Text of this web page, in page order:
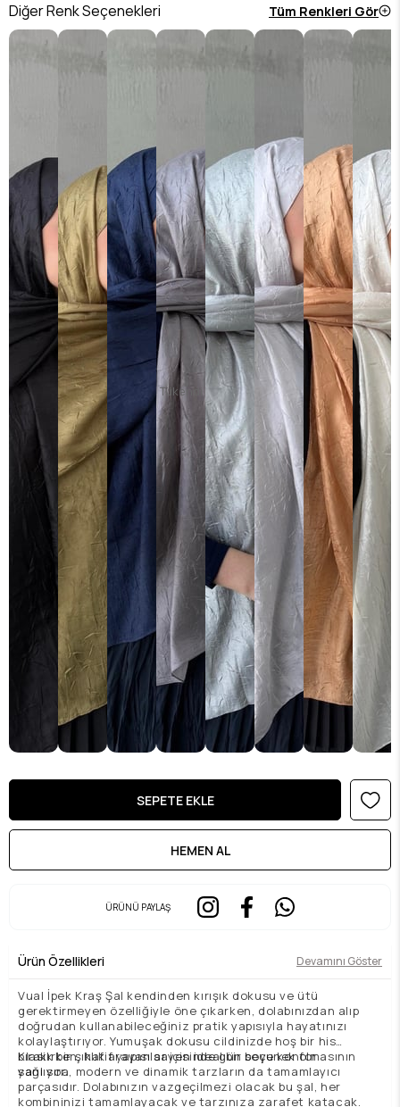
Diğer Renk Seçenekleri Tüm Renkleri Gör
Tükendi
ÜRÜNÜ PAYLAŞ
Ürün Özellikleri Devamını Göster
Vual İpek Kraş Şal kendinden kırışık dokusu ve ütü
gerektirmeyen özelliğiyle öne çıkarken, dolabınızdan alıp
doğrudan kullanabileceğiniz pratik yapısıyla hayatınızı
kolaylaştırıyor. Yumuşak dokusu cildinizde hoş bir his
bırakırken, hafif yapısı sayesinde gün boyu konfor
sağlıyor.
Klasik bir şıklık arayanlar için ideal bir seçenek olmasının
yanı sıra, modern ve dinamik tarzların da tamamlayıcı
parçasıdır. Dolabınızın vazgeçilmezi olacak bu şal, her
kombininizi tamamlayacak ve tarzınıza zarafet katacak.